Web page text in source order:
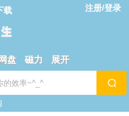
载 注册/登录
网盘 磁力 展开